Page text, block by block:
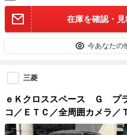
在庫を確認・
今あなたの
三菱
ｅＫクロススペース Ｇ プ
コ／ＥＴＣ／全周囲カメラ
ラ メモリナビ 踏み間違い